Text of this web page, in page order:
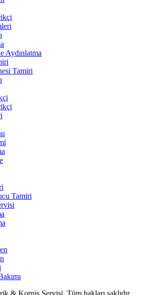
Aydınlatma
Tamiri
Tamiri
& Korniş Servisi. Tüm hakları saklıdır.